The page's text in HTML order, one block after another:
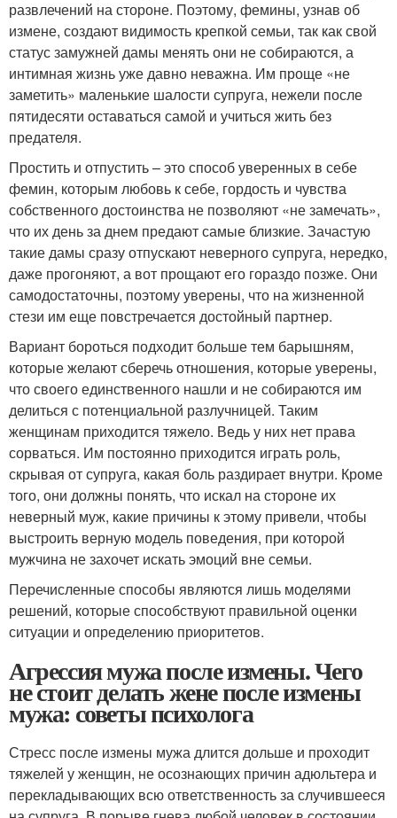
развлечений на стороне. Поэтому, фемины, узнав об
измене, создают видимость крепкой семьи, так как свой
статус замужней дамы менять они не собираются, а
интимная жизнь уже давно неважна. Им проще «не
заметить» маленькие шалости супруга, нежели после
пятидесяти оставаться самой и учиться жить без
предателя.
Простить и отпустить – это способ уверенных в себе
фемин, которым любовь к себе, гордость и чувства
собственного достоинства не позволяют «не замечать»,
что их день за днем предают самые близкие. Зачастую
такие дамы сразу отпускают неверного супруга, нередко,
даже прогоняют, а вот прощают его гораздо позже. Они
самодостаточны, поэтому уверены, что на жизненной
стези им еще повстречается достойный партнер.
Вариант бороться подходит больше тем барышням,
которые желают сберечь отношения, которые уверены,
что своего единственного нашли и не собираются им
делиться с потенциальной разлучницей. Таким
женщинам приходится тяжело. Ведь у них нет права
сорваться. Им постоянно приходится играть роль,
скрывая от супруга, какая боль раздирает внутри. Кроме
того, они должны понять, что искал на стороне их
неверный муж, какие причины к этому привели, чтобы
выстроить верную модель поведения, при которой
мужчина не захочет искать эмоций вне семьи.
Перечисленные способы являются лишь моделями
решений, которые способствуют правильной оценки
ситуации и определению приоритетов.
Агрессия мужа после измены. Чего
не стоит делать жене после измены
мужа: советы психолога
Стресс после измены мужа длится дольше и проходит
тяжелей у женщин, не осознающих причин адюльтера и
перекладывающих всю ответственность за случившееся